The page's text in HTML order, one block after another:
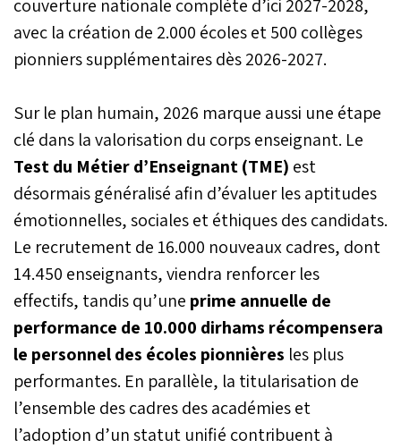
couverture nationale complète d’ici 2027-2028,
avec la création de 2.000 écoles et 500 collèges
pionniers supplémentaires dès 2026-2027.
Sur le plan humain, 2026 marque aussi une étape
clé dans la valorisation du corps enseignant. Le
Test du Métier d’Enseignant (TME) est
désormais généralisé afin d’évaluer les aptitudes
émotionnelles, sociales et éthiques des candidats.
Le recrutement de 16.000 nouveaux cadres, dont
14.450 enseignants, viendra renforcer les
effectifs, tandis qu’une prime annuelle de
performance de 10.000 dirhams récompensera
le personnel des écoles pionnières les plus
performantes. En parallèle, la titularisation de
l’ensemble des cadres des académies et
l’adoption d’un statut unifié contribuent à